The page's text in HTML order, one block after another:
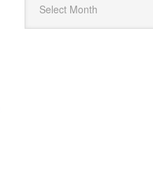
Kloptdatwel.nl